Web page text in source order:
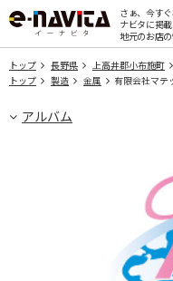
さぁ、今すぐ
ナビタに掲
地元のお店
トップ 長野県 上高井郡小布施町
トップ
製造 金属 有限会社マテ
アルバム